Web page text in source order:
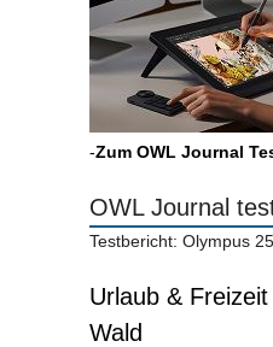
-Zum OWL Journal
OWL Journal
Testbericht: Olympus
Urlaub &
Wald